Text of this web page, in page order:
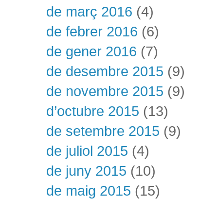
de març 2016 (4)
de febrer 2016 (6)
de gener 2016 (7)
de desembre 2015 (9)
de novembre 2015 (9)
d’octubre 2015 (13)
de setembre 2015 (9)
de juliol 2015 (4)
de juny 2015 (10)
de maig 2015 (15)